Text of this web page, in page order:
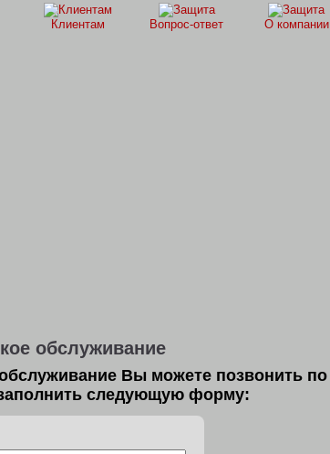
Клиентам Вопрос-ответ О компании
обслуживание
Вы можете позвонить по
следующую форму: